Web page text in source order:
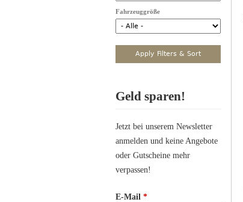
Fahrzeuggröße
Geld sparen!
Jetzt bei unserem Newsletter
anmelden und keine Angebote
oder Gutscheine mehr
verpassen!
E-Mail *